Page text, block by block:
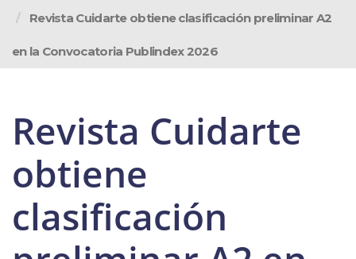
Revista Cuidarte obtiene clasificación preliminar A2
en la Convocatoria Publindex 2026
Revista Cuidarte
obtiene
clasificación